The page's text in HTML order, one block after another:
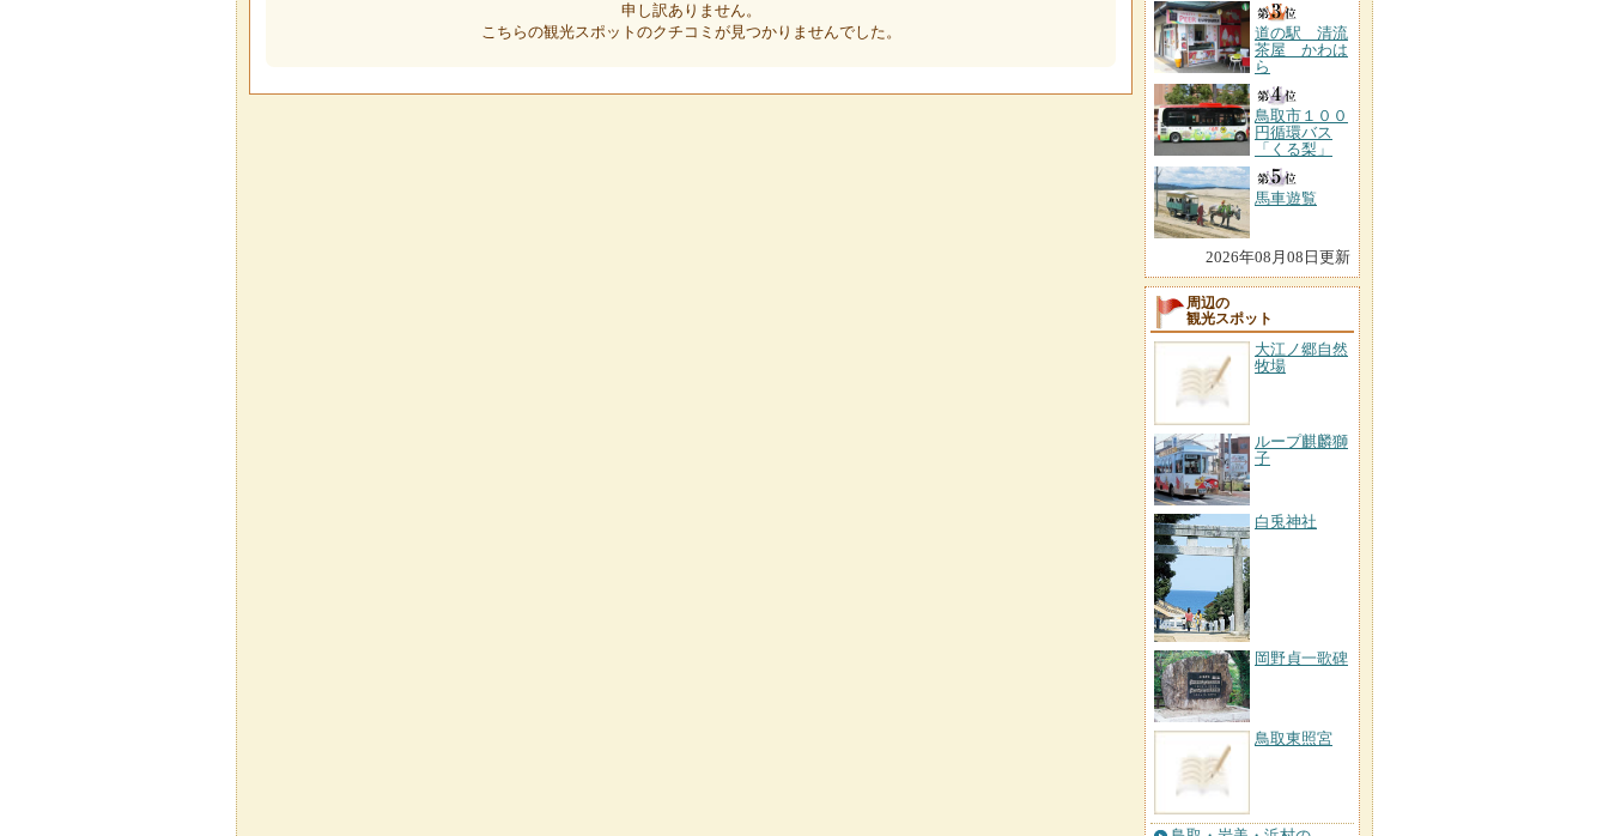
申し訳ありません。
こちらの観光スポットのクチコミが見つかりませんでした。
道の駅 清流
茶屋 かわは
ら
鳥取市１００
円循環バス
「くる梨」
馬車遊覧
2026年08月08日更新
周辺の
観光スポット
大江ノ郷自然
牧場
ループ麒麟獅
子
白兎神社
岡野貞一歌碑
鳥取東照宮